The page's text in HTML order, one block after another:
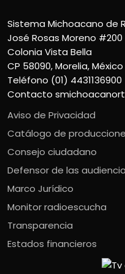
Sistema Michoacano de
José Rosas Moreno #200
Colonia Vista Bella
CP 58090, Morelia, México
Teléfono (01) 4431136900
Contacto
Aviso de Privacidad
Catálogo de
Consejo ciudadano
Defensor de las
Marco Jurídico
Monitor radioescucha
Transparencia
Estados financieros